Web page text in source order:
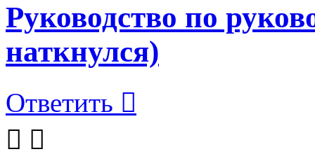
Руководство по
наткнулся)
Ответить